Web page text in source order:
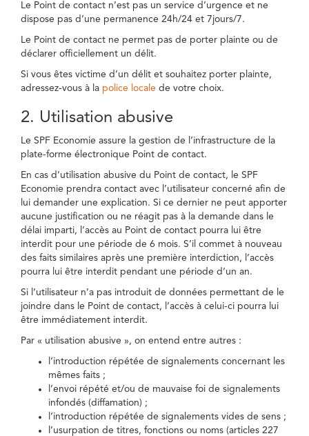
Le Point de contact n’est pas un service d’urgence et ne
dispose pas d’une permanence 24h/24 et 7jours/7.
Le Point de contact ne permet pas de porter plainte ou de
déclarer officiellement un délit.
Si vous êtes victime d’un délit et souhaitez porter plainte,
adressez-vous à la police locale de votre choix.
2. Utilisation abusive
Le SPF Economie assure la gestion de l’infrastructure de la
plate-forme électronique Point de contact.
En cas d’utilisation abusive du Point de contact, le SPF
Economie prendra contact avec l’utilisateur concerné afin de
lui demander une explication. Si ce dernier ne peut apporter
aucune justification ou ne réagit pas à la demande dans le
délai imparti, l’accès au Point de contact pourra lui être
interdit pour une période de 6 mois. S’il commet à nouveau
des faits similaires après une première interdiction, l’accès
pourra lui être interdit pendant une période d’un an.
Si l’utilisateur n’a pas introduit de données permettant de le
joindre dans le Point de contact, l’accès à celui-ci pourra lui
être immédiatement interdit.
Par « utilisation abusive », on entend entre autres :
l’introduction répétée de signalements concernant les
mêmes faits ;
l’envoi répété et/ou de mauvaise foi de signalements
infondés (diffamation) ;
l’introduction répétée de signalements vides de sens ;
l’usurpation de titres, fonctions ou noms (articles 227